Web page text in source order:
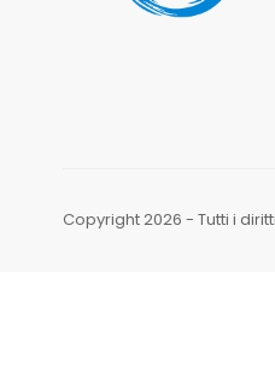
Copyright 2026 - Tutti i